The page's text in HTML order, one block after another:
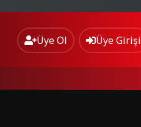
Üye Ol Üye Girişi